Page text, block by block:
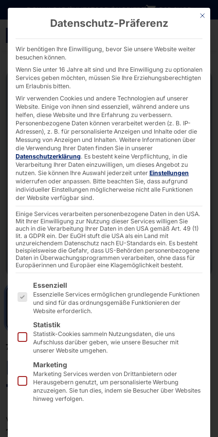
Direkt zum Inhalt wechseln
DOWNLOADSINVESTORENKARRIERE B2B SHOP
7" - 27"
Elkhart Lake x6413E
Touch PCs (Alu)
Verfügbare Touch-Displaygrößen:
10.1″, 15.6″, 21.5″, 24″, 27″
Mit
Datenschutz-Präferenz
Wir benötigen Ihre Einwilligung, bevor Sie unsere Website weiter
besuchen können.
Wenn Sie unter 16 Jahre alt sind und Ihre Einwilligung zu optionalen
Services geben möchten, müssen Sie Ihre Erziehungsberechtigten
um Erlaubnis bitten.
Wir verwenden Cookies und andere Technologien auf unserer
Website. Einige von ihnen sind essenziell, während andere uns
helfen, diese Website und Ihre Erfahrung zu verbessern.
Personenbezogene Daten können verarbeitet werden (z. B. IP-
Adressen), z. B. für personalisierte Anzeigen und Inhalte oder die
Messung von Anzeigen und Inhalten. Weitere Informationen über
die Verwendung Ihrer Daten finden Sie in unserer
Datenschutzerklärung. Es besteht keine Verpflichtung, in die
Verarbeitung Ihrer Daten einzuwilligen, um dieses Angebot zu
nutzen. Sie können Ihre Auswahl jederzeit unter Einstellungen
widerrufen oder anpassen. Bitte beachten Sie, dass aufgrund
individueller Einstellungen möglicherweise nicht alle Funktionen
der Website verfügbar sind.
Einige Services verarbeiten personenbezogene Daten in den USA.
Mit Ihrer Einwilligung zur Nutzung dieser Services willigen Sie
auch in die Verarbeitung Ihrer Daten in den USA gemäß Art. 49 (1)
lit. a GDPR ein. Der EuGH stuft die USA als ein Land mit
unzureichendem Datenschutz nach EU-Standards ein. Es besteht
beispielsweise die Gefahr, dass US-Behörden personenbezogene
Daten in Überwachungsprogrammen verarbeiten, ohne dass für
Europäerinnen und Europäer eine Klagemöglichkeit besteht.
Es folgt eine Liste der Service-Gruppen, für die eine
Essenziell
Essenzielle Services ermöglichen grundlegende Funktionen
und sind für das ordnungsgemäße Funktionieren der
Website erforderlich.
Statistik
Statistik-Cookies sammeln Nutzungsdaten, die uns
Aufschluss darüber geben, wie unsere Besucher mit
unserer Website umgehen.
Marketing
Marketing Services werden von Drittanbietern oder
Herausgebern genutzt, um personalisierte Werbung
anzuzeigen. Sie tun dies, indem sie Besucher über Websites
hinweg verfolgen.